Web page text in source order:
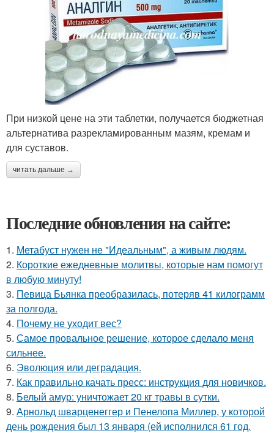
При низкой цене на эти таблетки, получается бюджетная
альтернатива разрекламированным мазям, кремам и
для суставов.
читать дальше →
Последние обновления на сайте:
1. Метабуст нужен не "Идеальным", а живым людям.
2. Короткие ежедневные молитвы, которые нам помогут
в любую минуту!
3. Певица Бьянка преобразилась, потеряв 41 килограмм
за полгода.
4. Почему не уходит вес?
5. Самое провальное решение, которое сделало меня
сильнее.
6. Эволюция или деградация.
7. Как правильно качать пресс: инструкция для новичков.
8. Белый амур: уничтожает 20 кг травы в сутки.
9. Арнольд шварценеггер и Пенелопа Миллер, у которой
день рождения был 13 января (ей исполнился 61 год.